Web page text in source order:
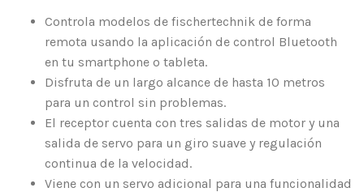
Controla modelos de fischertechnik de forma
remota usando la aplicación de control Bluetooth
en tu smartphone o tableta.
Disfruta de un largo alcance de hasta 10 metros
para un control sin problemas.
El receptor cuenta con tres salidas de motor y una
salida de servo para un giro suave y regulación
continua de la velocidad.
Viene con un servo adicional para una funcionalidad